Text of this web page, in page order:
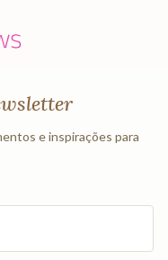
e inspirações para